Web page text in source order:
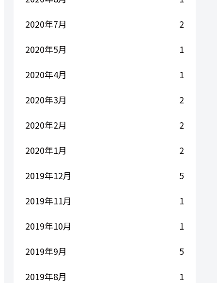
2020年7月
2
2020年5月
1
2020年4月
1
2020年3月
2
2020年2月
2
2020年1月
2
2019年12月
5
2019年11月
1
2019年10月
1
2019年9月
5
2019年8月
1